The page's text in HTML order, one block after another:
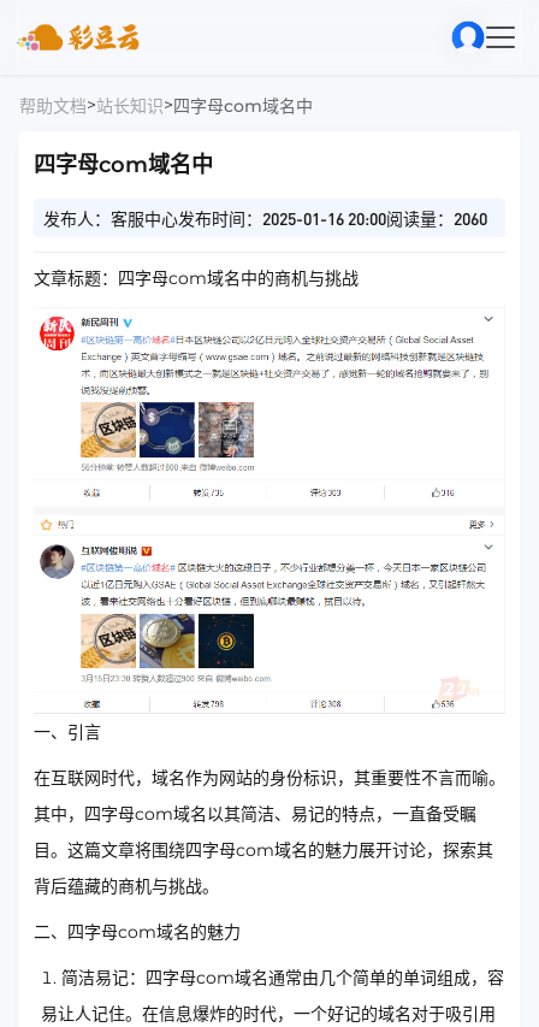
帮助文档>站长知识>四字母com域名中
四字母com域名中
发布人：客服中心发布时间：2025-01-16 20:00阅读量：2060
文章标题：四字母com域名中的商机与挑战
一、引言
在互联网时代，域名作为网站的身份标识，其重要性不言而喻。
其中，四字母com域名以其简洁、易记的特点，一直备受瞩
目。这篇文章将围绕四字母com域名的魅力展开讨论，探索其
背后蕴藏的商机与挑战。
二、四字母com域名的魅力
简洁易记：四字母com域名通常由几个简单的单词组成，容
易让人记住。在信息爆炸的时代，一个好记的域名对于吸引用